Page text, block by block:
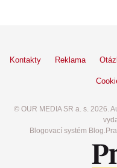
Kontakty Reklama
© OUR MEDIA SR a. s. 2026.
Blogovací systém